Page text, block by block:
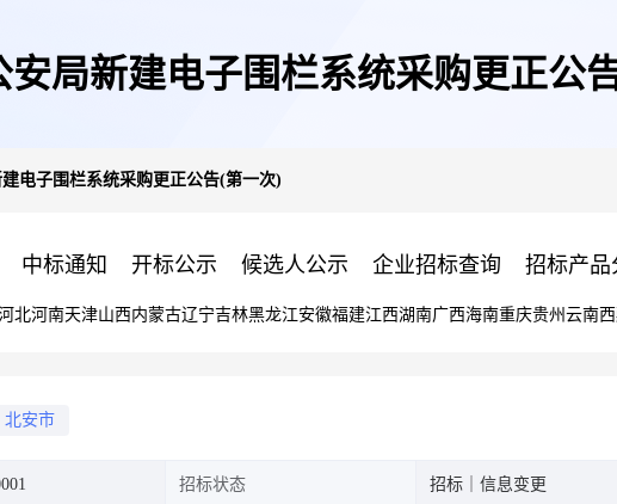
安局新建电子围栏系统采购更正公
电子围栏系统采购更正公告(第一次)
中标通知 开标公示 候选人公示 企业招标查询 招标产品
北河南天津山西内蒙古辽宁吉林黑龙江安徽福建江西湖南广西海南重庆贵州 云南
北安市
招标状态 招标｜信息变更